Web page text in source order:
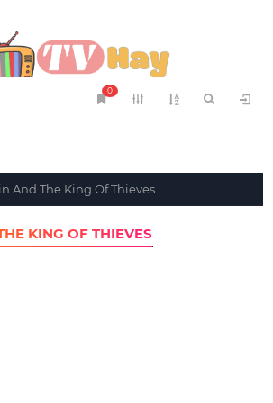
0
And The King Of Thieves
KING OF THIEVES